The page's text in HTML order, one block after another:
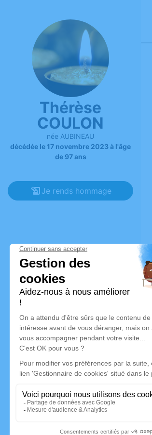
Thérèse
COULON
née AUBINEAU
décédée le 17 novembre 2023 à l'âge
de 97 ans
Je rends hommage